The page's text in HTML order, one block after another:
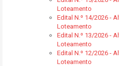
Loteamento
Edital N.º 14/2026 -
Loteamento
Edital N.º 13/2026 -
Loteamento
Edital N.º 12/2026 -
Loteamento